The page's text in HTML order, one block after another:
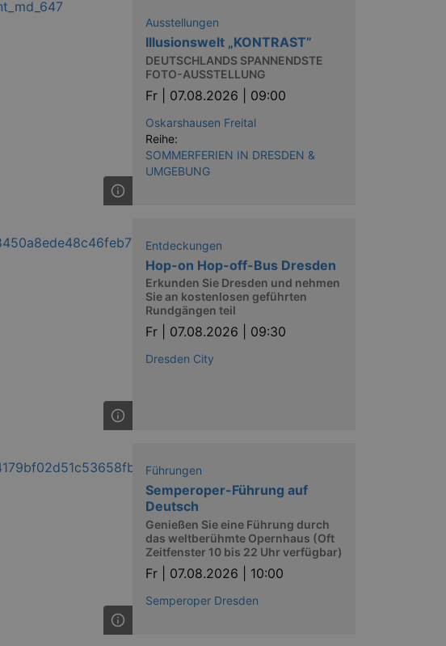
Ausstellungen
Illusionswelt „KONTRAST”
DEUTSCHLANDS SPANNENDSTE
FOTO-AUSSTELLUNG
Fr | 07.08.2026 | 09:00
Oskarshausen Freital
Reihe:
SOMMERFERIEN IN DRESDEN &
UMGEBUNG
Entdeckungen
Hop-on Hop-off-Bus Dresden
Erkunden Sie Dresden und nehmen
Sie an kostenlosen geführten
Rundgängen teil
Fr | 07.08.2026 | 09:30
Dresden City
Führungen
Semperoper-Führung auf
Deutsch
Genießen Sie eine Führung durch
das weltberühmte Opernhaus (Oft
Zeitfenster 10 bis 22 Uhr verfügbar)
Fr | 07.08.2026 | 10:00
Semperoper Dresden